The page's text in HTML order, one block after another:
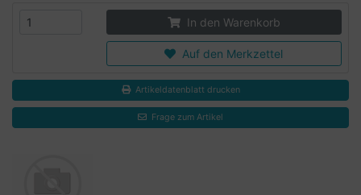
In den Warenkorb
Auf den Merkzettel
Artikeldatenblatt drucken
Frage zum Artikel